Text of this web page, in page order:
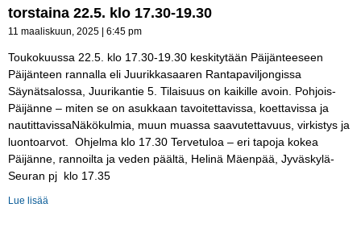
torstaina 22.5. klo 17.30-19.30
11 maaliskuun, 2025 6:45 pm
Toukokuussa 22.5. klo 17.30-19.30 keskitytään Päijänteeseen
Päijänteen rannalla eli Juurikkasaaren Rantapaviljongissa
Säynätsalossa, Juurikantie 5. Tilaisuus on kaikille avoin. Pohjois-
Päijänne – miten se on asukkaan tavoitettavissa, koettavissa ja
nautittavissaNäkökulmia, muun muassa saavutettavuus, virkistys ja
luontoarvot. Ohjelma klo 17.30 Tervetuloa – eri tapoja kokea
Päijänne, rannoilta ja veden päältä, Helinä Mäenpää, Jyväskylä-
Seuran pj klo 17.35
Lue lisää